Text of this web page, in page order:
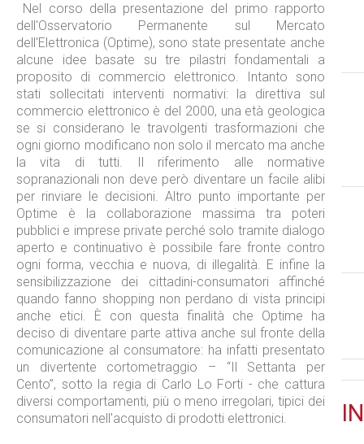
Nel corso della presentazione del primo rapporto
dell'Osservatorio Permanente sul Mercato
dell'Elettronica (Optime), sono state presentate anche
alcune idee basate su tre pilastri fondamentali a
proposito di commercio elettronico. Intanto sono
stati sollecitati interventi normativi: la direttiva sul
commercio elettronico è del 2000, una età geologica
se si considerano le travolgenti trasformazioni che
ogni giorno modificano non solo il mercato ma anche
la vita di tutti. Il riferimento alle normative
sopranazionali non deve però diventare un facile alibi
per rinviare le decisioni. Altro punto importante per
Optime è la collaborazione massima tra poteri
pubblici e imprese private perché solo tramite dialogo
aperto e continuativo è possibile fare fronte contro
ogni forma, vecchia e nuova, di illegalità. E infine la
sensibilizzazione dei cittadini-consumatori affinché
quando fanno shopping non perdano di vista principi
anche etici. È con questa finalità che Optime ha
deciso di diventare parte attiva anche sul fronte della
comunicazione al consumatore: ha infatti presentato
un divertente cortometraggio – “Il Settanta per
Cento”, sotto la regia di Carlo Lo Forti - che cattura
diversi comportamenti, più o meno irregolari, tipici dei
consumatori nell'acquisto di prodotti elettronici.
IN